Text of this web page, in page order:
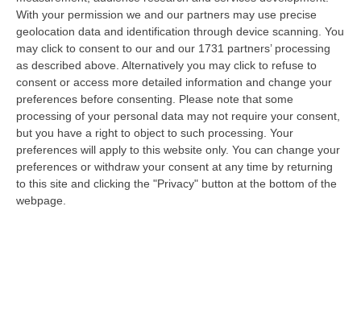
With your permission we and our partners may use precise
geolocation data and identification through device scanning. You
may click to consent to our and our 1731 partners’ processing
as described above. Alternatively you may click to refuse to
consent or access more detailed information and change your
preferences before consenting. Please note that some
processing of your personal data may not require your consent,
but you have a right to object to such processing. Your
preferences will apply to this website only. You can change your
preferences or withdraw your consent at any time by returning
to this site and clicking the "Privacy" button at the bottom of the
webpage.
600mila Euro Nel Catanzarese – VIDEO
“CATANZARO La Procura regionale della Corte dei Conti della Calabria
ha notificato a nove tra persone giuridiche e fisiche (tra cui tre funz…
06 Agosto, 7:57
Dl Sicurezza-Migranti Approvato Alla Camera: È Legge
“ROMA La Camera ha approvato in via definitiva il decreto legge
sicurezza-migranti con 165 voti a favore e 80 contro. Nel contenuto,
introdu…
06 Agosto, 7:38